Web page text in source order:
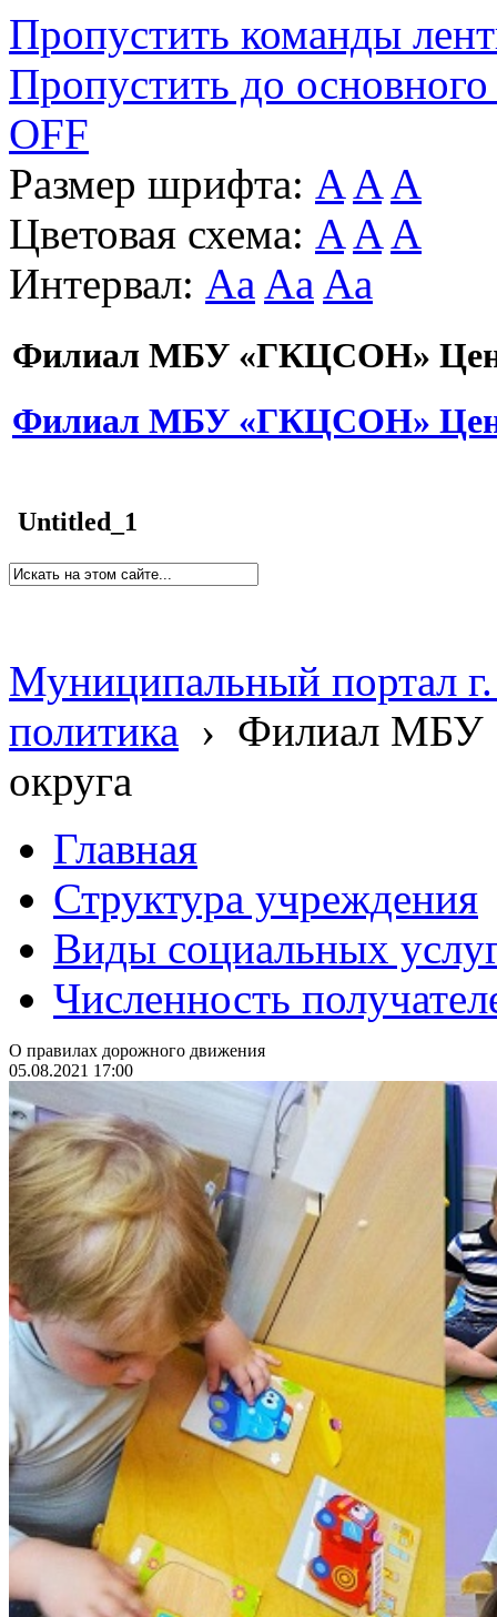
Пропустить команды
Пропустить до основного
OFF
Размер шрифта: A A A
Цветовая схема: A A A
Интервал: Aa Aa Aa
Филиал МБУ «ГКЦСОН»
Филиал МБУ «ГКЦСОН»
Untitled_1
Муниципальный портал
политика › Филиал МБУ
округа
Главная
Структура учреждения
Виды социальных
Численность
О правилах дорожного движения
05.08.2021 17:00